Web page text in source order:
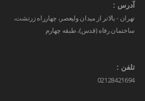
آدرس :
تهران - بالاتر از میدان ولیعصر، چهارراه زرتشت،
ساختمان رفاه (قدس)، طبقه چهارم
تلفن :
02128421694